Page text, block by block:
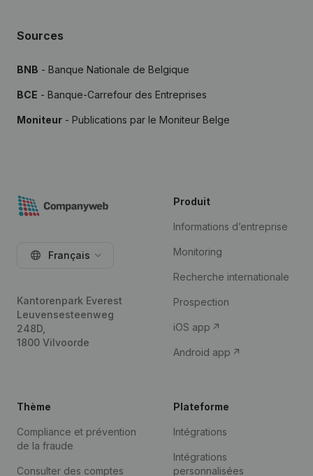
Sources
BNB - Banque Nationale de Belgique
BCE - Banque-Carrefour des Entreprises
Moniteur - Publications par le Moniteur Belge
Français
Kantorenpark Everest
Leuvensesteenweg
248D,
1800 Vilvoorde
Produit
Informations d’entreprise
Monitoring
Recherche internationale
Prospection
iOS app
Android app
Thème
Compliance et prévention
de la fraude
Consulter des comptes
Plateforme
Intégrations
Intégrations
personnalisées